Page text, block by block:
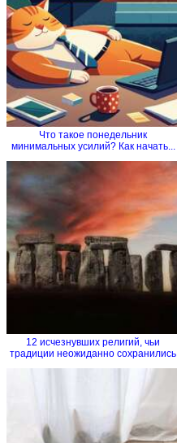
Что такое понедельник
минимальных усилий? Как начать...
12 исчезнувших религий, чьи
традиции неожиданно сохранились